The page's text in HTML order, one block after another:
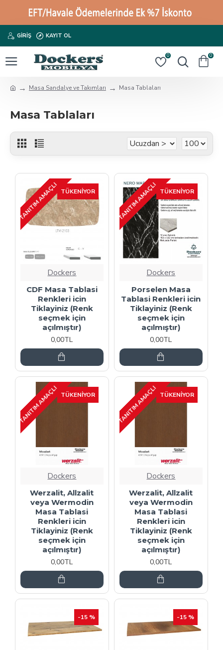
GIRIŞ KAYIT OL
0 0
Masa Sandalye ve Takımları Masa Tablaları
Masa Tablaları
TÜKENIYOR
TANITIM AMAÇLI
Dockers
CDF Masa Tablasi
Renkleri icin
Tiklayiniz (Renk
seçmek için
açılmıştır)
0,00TL
TÜKENIYOR
TANITIM AMAÇLI
Dockers
Porselen Masa
Tablasi Renkleri icin
Tiklayiniz (Renk
seçmek için
açılmıştır)
0,00TL
TÜKENIYOR
TANITIM AMAÇLI
Dockers
Werzalit, Allzalit
veya Wermodin
Masa Tablasi
Renkleri icin
Tiklayiniz (Renk
seçmek için
açılmıştır)
0,00TL
TÜKENIYOR
TANITIM AMAÇLI
Dockers
Werzalit, Allzalit
veya Wermodin
Masa Tablasi
Renkleri icin
Tiklayiniz (Renk
seçmek için
açılmıştır)
0,00TL
-15 % -15 %